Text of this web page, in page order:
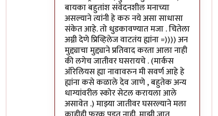
बायका बहुतांश संवेदनशील मनाच्या
असल्याने त्यांनी हे करु नये असा साधासा
संकेत आहे. तो धुडकावण्यात मजा . चितेला
अग्नी देणे प्रिव्हिलेज वाटतंय ह्यांना =)))) अन
मुद्द्याचा मुद्द्याने प्रतिवाद करता आला नाही
की लगेच जातीवर घसरायचे . (मार्कस
ऑरेलियस ह्या नावावरुन मी सवर्ण आहे हे
ह्यांना कसे कळाले देव जाणे , बहुतेक अन्य
धाग्यांवरील स्कोर सेटल करायला आले
असावेत .) माझ्या जातीवर घसरल्याने मला